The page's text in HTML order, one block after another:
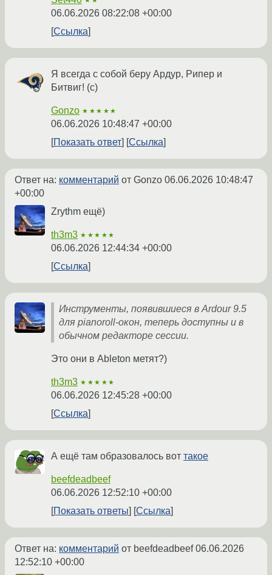
06.06.2026 08:22:08 +00:00
Ссылка
Я всегда с собой беру Ардур, Рипер и
Битвиг! (с)
Gonzo ★★★★★
06.06.2026 10:48:47 +00:00
Показать ответ
Ссылка
Ответ на: комментарий от Gonzo 06.06.2026 10:48:47
+00:00
Zrythm ещё)
th3m3 ★★★★★
06.06.2026 12:44:34 +00:00
Ссылка
Инструменты, появившиеся в Ardour 9.5
для pianoroll-окон, теперь доступны и в
обычном редакторе сессии.
Это они в Ableton метят?)
th3m3 ★★★★★
06.06.2026 12:45:28 +00:00
Ссылка
А ещё там образовалось вот такое
beefdeadbeef
06.06.2026 12:52:10 +00:00
Показать ответы
Ссылка
Ответ на: комментарий от beefdeadbeef06.06.2026
12:52:10 +00:00